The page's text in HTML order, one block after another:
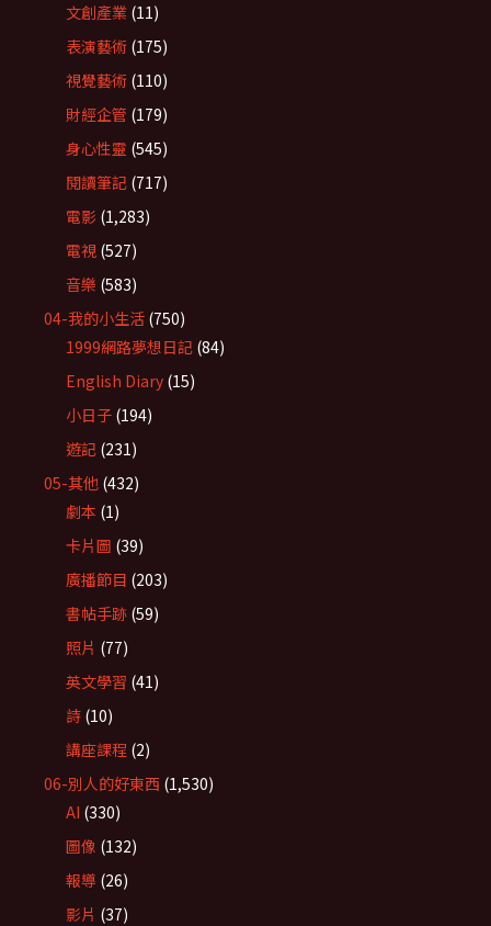
文創產業 (11)
表演藝術 (175)
視覺藝術 (110)
財經企管 (179)
身心性靈 (545)
閱讀筆記 (717)
電影 (1,283)
電視 (527)
音樂 (583)
04-我的小生活 (750)
1999網路夢想日記 (84)
English Diary (15)
小日子 (194)
遊記 (231)
05-其他 (432)
劇本 (1)
卡片圖 (39)
廣播節目 (203)
書帖手跡 (59)
照片 (77)
英文學習 (41)
詩 (10)
講座課程 (2)
06-別人的好東西 (1,530)
AI (330)
圖像 (132)
報導 (26)
影片 (37)